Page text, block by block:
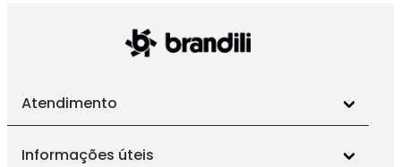
Atendimento
Informações úteis